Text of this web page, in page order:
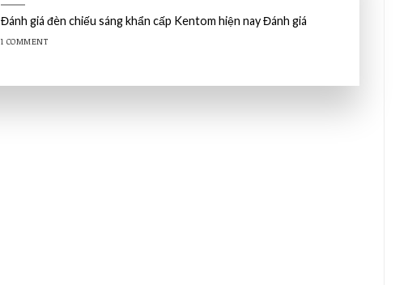
Đánh giá đèn chiếu sáng khẩn cấp Kentom hiện nay Đánh giá
1 COMMENT